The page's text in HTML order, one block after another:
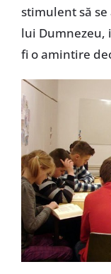
stimulent să
lui Dumnezeu,
fi o amintire